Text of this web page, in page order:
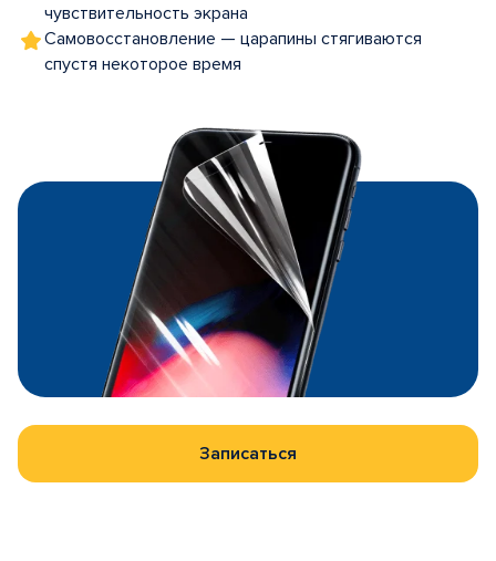
чувствительность экрана
Самовосстановление — царапины стягиваются
спустя некоторое время
Записаться